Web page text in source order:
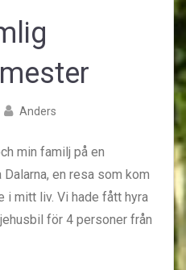
PostedAnders
min familj på en
en resa som kom
i mitt liv. Vi hade fått hyra
för 4 personer från